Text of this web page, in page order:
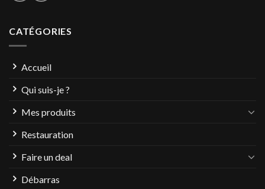
CATÉGORIES
Accueil
Qui suis-je ?
Mes produits
Restauration
Faire un deal
Débarras